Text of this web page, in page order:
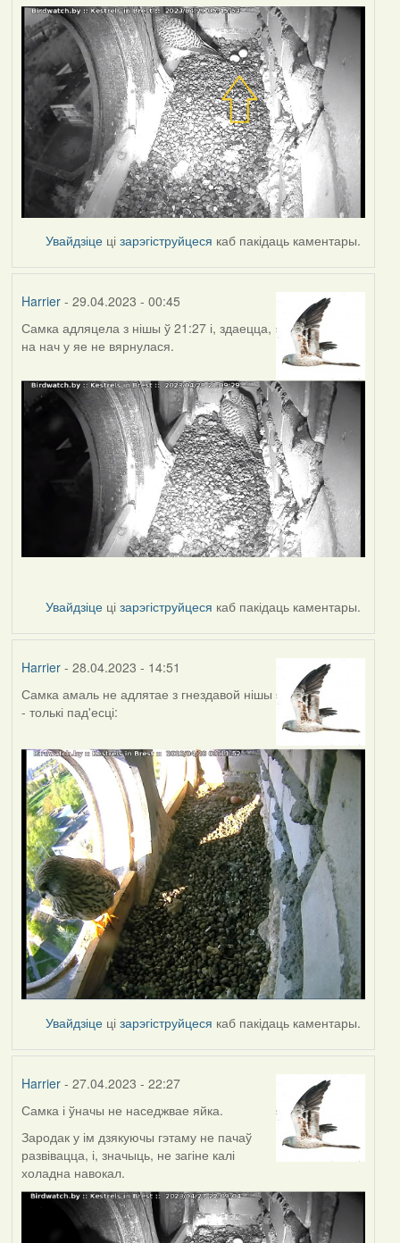
Увайдзіце цізарэгіструйцеся каб пакідаць каментары.
Harrier- 29.04.2023 - 00:45
Самка адляцела з нішы ў 21:27 і, здаецца,
на нач у яе не вярнулася.
Увайдзіце цізарэгіструйцеся каб пакідаць каментары.
Harrier- 28.04.2023 - 14:51
Самка амаль не адлятае з гнездавой нішы
- толькі пад'есці:
Увайдзіце цізарэгіструйцеся каб пакідаць каментары.
Harrier- 27.04.2023 - 22:27
Самка і ўначы не наседжвае яйка.
Зародак у ім дзякуючы гэтаму не пачаў
развівацца, і, значыць, не загіне калі
холадна навокал.